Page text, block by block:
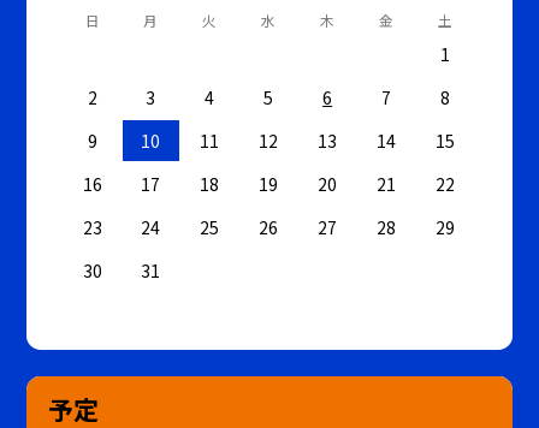
日 月 火 水 木 金 土
1
2
3 4 5 6 7
8
9
10 11 12 13 14
15
16
17 18 19 20 21
22
23
24 25 26 27 28
29
30
31
予定